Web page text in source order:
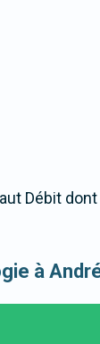
Débit
à